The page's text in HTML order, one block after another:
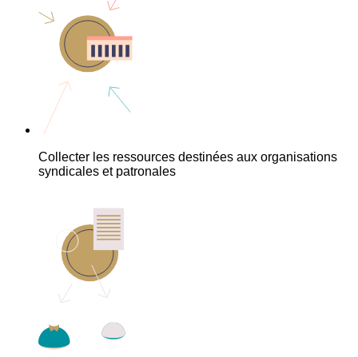
Collecter les ressources destinées aux organisations
syndicales et patronales